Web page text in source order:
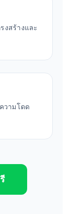
งสร้างและ
วามโดด